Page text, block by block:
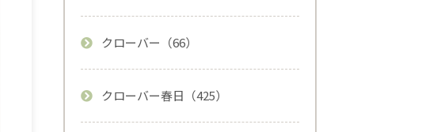
クローバー（66）
クローバー春日（425）